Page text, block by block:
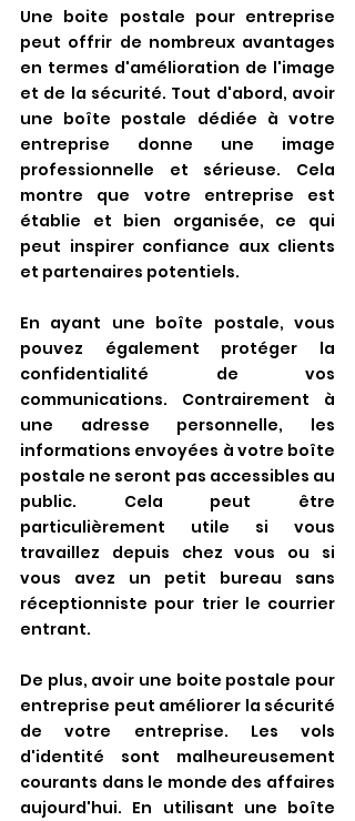
Une boite postale pour entreprise
peut offrir de nombreux avantages
en termes d'amélioration de l'image
et de la sécurité. Tout d'abord, avoir
une boîte postale dédiée à votre
entreprise donne une image
professionnelle et sérieuse. Cela
montre que votre entreprise est
établie et bien organisée, ce qui
peut inspirer confiance aux clients
et partenaires potentiels.
En ayant une boîte postale, vous
pouvez également protéger la
confidentialité de vos
communications. Contrairement à
une adresse personnelle, les
informations envoyées à votre boîte
postale ne seront pas accessibles au
public. Cela peut être
particulièrement utile si vous
travaillez depuis chez vous ou si
vous avez un petit bureau sans
réceptionniste pour trier le courrier
entrant.
De plus, avoir une boite postale pour
entreprise peut améliorer la sécurité
de votre entreprise. Les vols
d'identité sont malheureusement
courants dans le monde des affaires
aujourd'hui. En utilisant une boîte